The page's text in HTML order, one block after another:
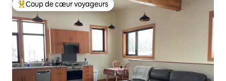
Coups de cœur voyageurs les plus appréciés
Coup de cœur voyageurs